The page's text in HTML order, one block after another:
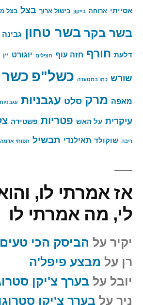
אסייתי ארוחה בייקון בישול ארוך בצל בצל
בשר בקר בשר טחון גבינה
דלעת חורף חזה עוף חצילים יוגורט יין
שורש כמו במסעדה כשל"פ
מאפה מרק סלט עגבניות
עיקרית על האש פטריות פשטידה
ריבה שוקולד תאילנדי תבשיל תפוחי אדמה
אז אמרתי לו,
לי, מה אמרתי לו
יקיר על הביסק הכי
רן על מבצע פיפל'ה
יובל על בערך צ'יקן
ניר על בערך צ'יקן